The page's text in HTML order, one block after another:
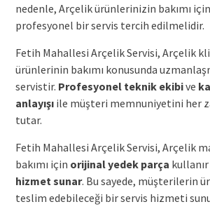
nedenle, Arçelik ürünlerinizin bakımı
profesyonel bir servis tercih edilmelidir.
Fetih Mahallesi Arçelik Servisi, Arçelik
ürünlerinin bakımı konusunda
servistir. Profesyonel teknik ekibive
anlayışıile müşteri memnuniyetini her
tutar.
Fetih Mahallesi Arçelik Servisi, Arçelik
bakımı için orijinal yedek parça kullanır
hizmet sunar. Bu sayede, müşterilerin
teslim edebileceği bir servis hizmeti